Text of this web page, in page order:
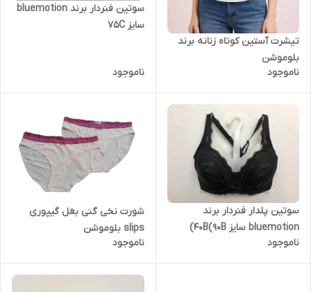
تیشرت آستین کوتاه زنانه برند
بلوموشن
ناموجود
سوتین فنردار برند bluemotion
سایز 75C
ناموجود
سوتین پلدار فنردار برند
bluemotion سایز 40B(90B)
ناموجود
شورت نخی گنی بغل گیپوری
slips بلوموشن
ناموجود